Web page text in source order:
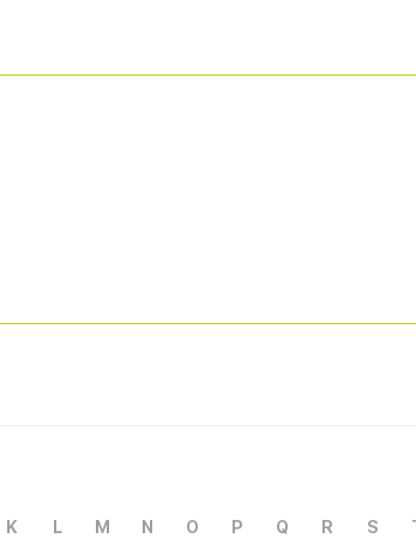
K L M N O P Q R S